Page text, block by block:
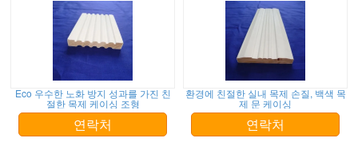
Eco 우수한 노화 방지 성과를 가진 친
절한 목제 케이싱 조형
연락처
환경에 친절한 실내 목제 손질, 백색 목
제 문 케이싱
연락처